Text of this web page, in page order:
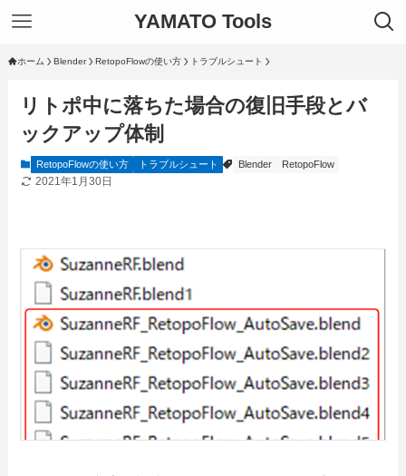
YAMATO Tools
ホーム Blender RetopoFlowの使い方 トラブルシュート
リトポ中に落ちた場合の復旧手段とバ
ックアップ体制
RetopoFlowの使い方 トラブルシュート Blender RetopoFlow
2021年1月30日